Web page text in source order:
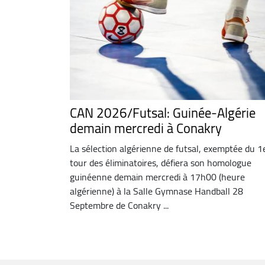
CAN 2026/Futsal: Guinée-Algérie
demain mercredi à Conakry
La sélection algérienne de futsal, exemptée du
tour des éliminatoires, défiera son homologue
guinéenne demain mercredi à 17h00 (heure
algérienne) à la Salle Gymnase Handball 28
Septembre de Conakry ...